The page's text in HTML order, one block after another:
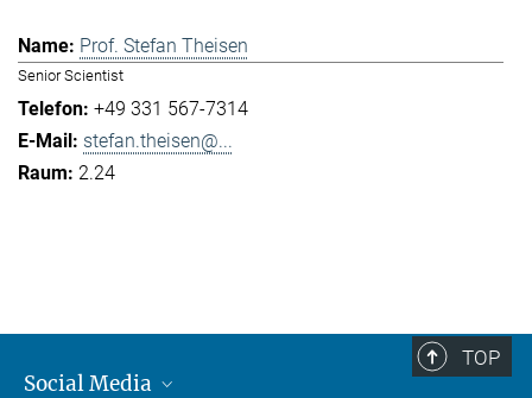
Prof. Stefan Theisen
Senior Scientist
+49 331 567-7314
stefan.theisen@...
2.24
TOP
Social Media